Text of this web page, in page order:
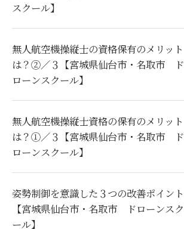
スクール】
無人航空機操縦士の資格保有のメリット
は？②／３【宮城県仙台市・名取市 ド
ローンスクール】
無人航空機操縦士資格の保有のメリット
は？①／３【宮城県仙台市・名取市 ド
ローンスクール】
姿勢制御を意識した３つの改善ポイント
【宮城県仙台市・名取市 ドローンスク
ール】